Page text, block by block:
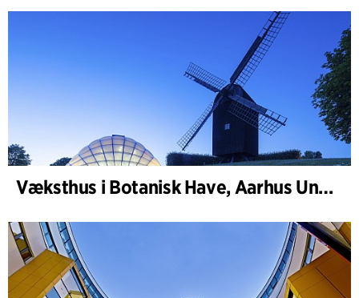
Væksthus i Botanisk Have, Aarhus Universitet